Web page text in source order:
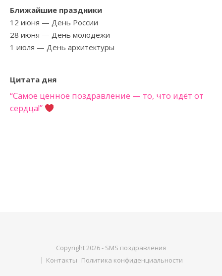
Ближайшие праздники
12 июня — День России
28 июня — День молодежи
1 июля — День архитектуры
Цитата дня
“Самое ценное поздравление — то, что идёт от
сердца!”
Copyright 2026 - SMS поздравления
Контакты Политика конфиденциальности